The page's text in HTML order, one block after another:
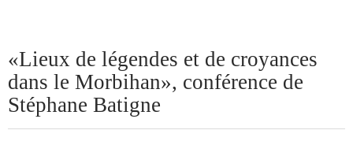
«Lieux de légendes et de croyances
dans le Morbihan», conférence de
Stéphane Batigne